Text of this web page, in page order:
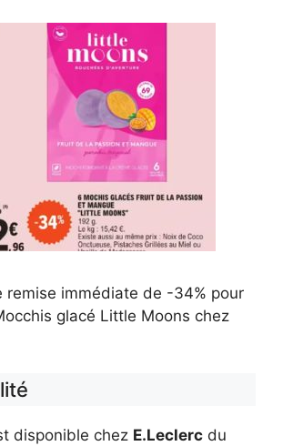
remise immédiate de -34% pour
glacé Little Moons chez
disponible chez E.Leclerc du